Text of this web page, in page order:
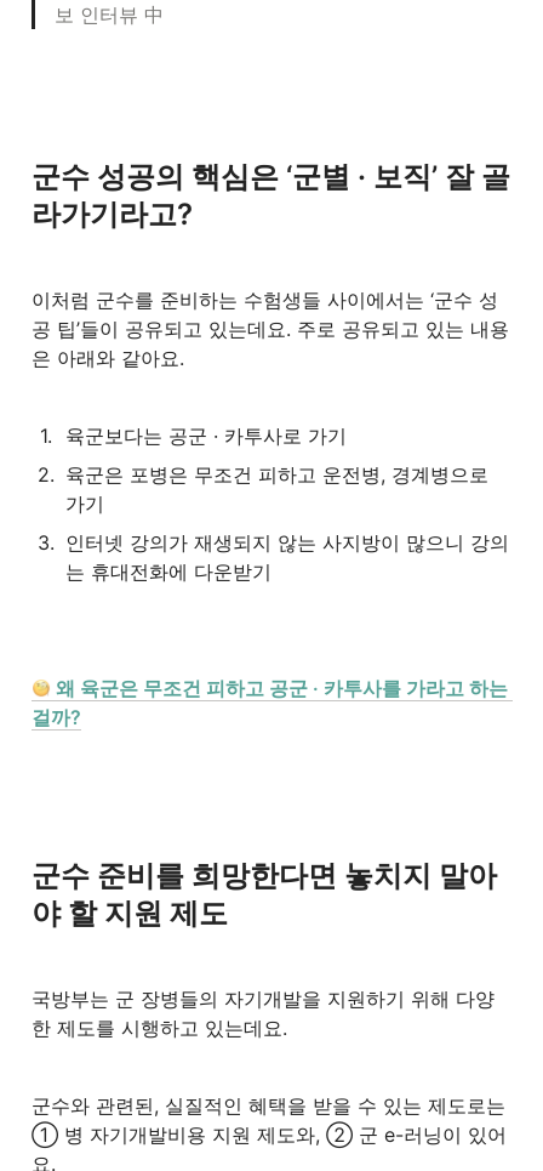
보 인터뷰 中
군수 성공의 핵심은 ‘군별 · 보직’ 잘 골
라가기라고?
이처럼 군수를 준비하는 수험생들 사이에서는 ‘군수 성
공 팁’들이 공유되고 있는데요. 주로 공유되고 있는 내용
은 아래와 같아요.
1.
육군보다는 공군 · 카투사로 가기
2. 육군은 포병은 무조건 피하고 운전병, 경계병으로
가기
3. 인터넷 강의가 재생되지 않는 사지방이 많으니 강의
는 휴대전화에 다운받기
왜 육군은 무조건 피하고 공군 · 카투사를 가라고 하는
걸까?
군수 준비를 희망한다면 놓치지 말아
야 할 지원 제도
국방부는 군 장병들의 자기개발을 지원하기 위해 다양
한 제도를 시행하고 있는데요.
군수와 관련된, 실질적인 혜택을 받을 수 있는 제도로는
① 병 자기개발비용 지원 제도와, ② 군 e-러닝이 있어
요.